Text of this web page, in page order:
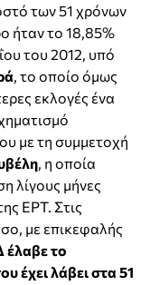
των 51 χρόνων
ήταν το 18,85%
του 2012, υπό
, το οποίο όμως
εκλογές ένα
με τη συμμετοχή
, η οποία
λίγους μήνες
ΕΡΤ. Στις
με επικεφαλής
έλαβε το
έχει λάβει στα 51